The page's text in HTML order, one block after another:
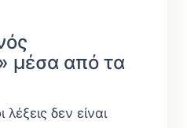
μέσα από τα
δεν είναι